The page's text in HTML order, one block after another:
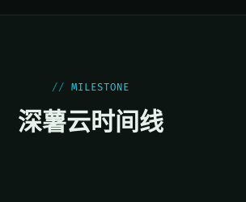
MILESTONE
深薯云时间线